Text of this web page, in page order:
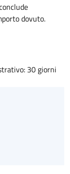
dovuto.
30 giorni